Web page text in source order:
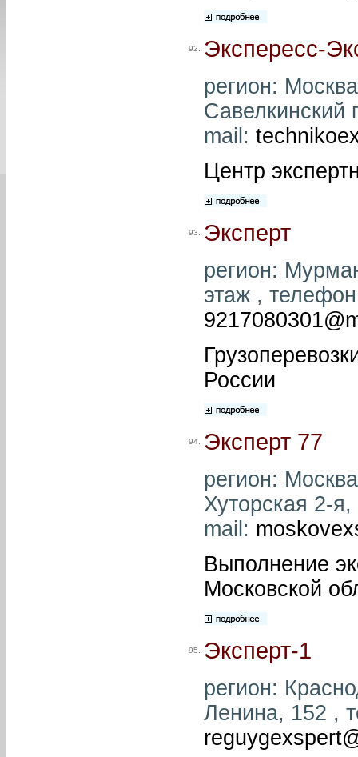
92. Экспересс-
регион:
Савелкинский
mail:
Центр
93. Эксперт
регион:
этаж ,
России
94. Эксперт 77
регион:
Хуторская 2-
mail:
Выполнение
Московской
95. Эксперт-1
регион:
Ленина, 152 ,